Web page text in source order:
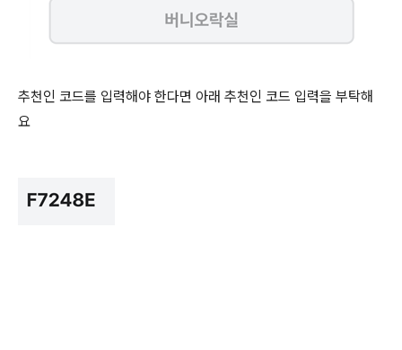
추천인 코드를 입력해야 한다면 아래 추천인 코드 입력을 부탁해
요